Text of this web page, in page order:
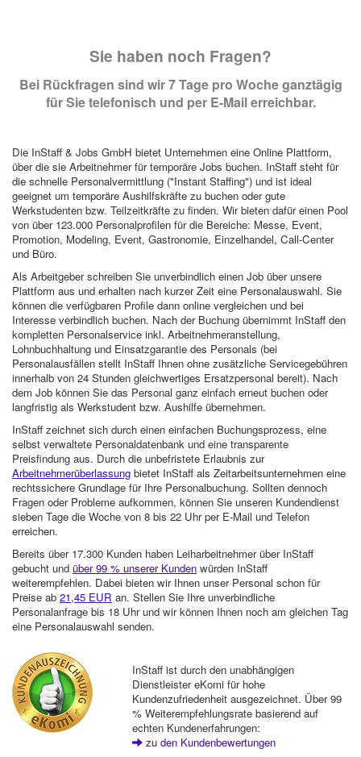
Sie haben noch Fragen?
Bei Rückfragen sind wir 7 Tage pro Woche ganztägig
für Sie telefonisch und per E-Mail erreichbar.
Die InStaff & Jobs GmbH bietet Unternehmen eine Online Plattform,
über die sie Arbeitnehmer für temporäre Jobs buchen. InStaff steht für
die schnelle Personalvermittlung ("Instant Staffing") und ist ideal
geeignet um temporäre Aushilfskräfte zu buchen oder gute
Werkstudenten bzw. Teilzeitkräfte zu finden. Wir bieten dafür einen Pool
von über 123.000 Personalprofilen für die Bereiche: Messe, Event,
Promotion, Modeling, Event, Gastronomie, Einzelhandel, Call-Center
und Büro.
Als Arbeitgeber schreiben Sie unverbindlich einen Job über unsere
Plattform aus und erhalten nach kurzer Zeit eine Personalauswahl. Sie
können die verfügbaren Profile dann online vergleichen und bei
Interesse verbindlich buchen. Nach der Buchung übernimmt InStaff den
kompletten Personalservice inkl. Arbeitnehmeranstellung,
Lohnbuchhaltung und Einsatzgarantie des Personals (bei
Personalausfällen stellt InStaff Ihnen ohne zusätzliche Servicegebühren
innerhalb von 24 Stunden gleichwertiges Ersatzpersonal bereit). Nach
dem Job können Sie das Personal ganz einfach erneut buchen oder
langfristig als Werkstudent bzw. Aushilfe übernehmen.
InStaff zeichnet sich durch einen einfachen Buchungsprozess, eine
selbst verwaltete Personaldatenbank und eine transparente
Preisfindung aus. Durch die unbefristete Erlaubnis zur
Arbeitnehmerüberlassung bietet InStaff als Zeitarbeitsunternehmen eine
rechtssichere Grundlage für Ihre Personalbuchung. Sollten dennoch
Fragen oder Probleme aufkommen, können Sie unseren Kundendienst
sieben Tage die Woche von 8 bis 22 Uhr per E-Mail und Telefon
erreichen.
Bereits über 17.300 Kunden haben Leiharbeitnehmer über InStaff
gebucht und über 99 % unserer Kunden würden InStaff
weiterempfehlen. Dabei bieten wir Ihnen unser Personal schon für
Preise ab 21,45 EUR an. Stellen Sie Ihre unverbindliche
Personalanfrage bis 18 Uhr und wir können Ihnen noch am gleichen Tag
eine Personalauswahl senden.
InStaff ist durch den unabhängigen
Dienstleister eKomi für hohe
Kundenzufriedenheit ausgezeichnet. Über 99
% Weiterempfehlungsrate basierend auf
echten Kundenerfahrungen:
zu den Kundenbewertungen